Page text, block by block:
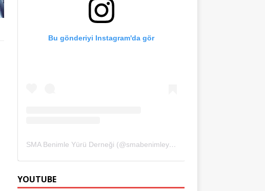
Bu gönderiyi Instagram'da gör
SMA Benimle Yürü Derneği (@smabenimleyuru)'in paylaştığı bir gönderi
YOUTUBE